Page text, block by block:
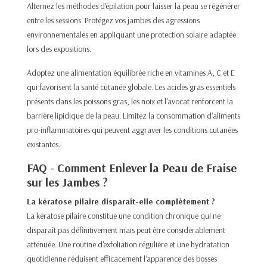
Alternez les méthodes d'épilation pour laisser la peau se régénérer
entre les sessions. Protégez vos jambes des agressions
environnementales en appliquant une protection solaire adaptée
lors des expositions.​
Adoptez une alimentation équilibrée riche en vitamines A, C et E
qui favorisent la santé cutanée globale. Les acides gras essentiels
présents dans les poissons gras, les noix et l'avocat renforcent la
barrière lipidique de la peau. Limitez la consommation d'aliments
pro-inflammatoires qui peuvent aggraver les conditions cutanées
existantes.​
FAQ - Comment Enlever la Peau de Fraise
sur les Jambes ?
La kératose pilaire disparaît-elle complètement ?
La kératose pilaire constitue une condition chronique qui ne
disparaît pas définitivement mais peut être considérablement
atténuée. Une routine d'exfoliation régulière et une hydratation
quotidienne réduisent efficacement l'apparence des bosses